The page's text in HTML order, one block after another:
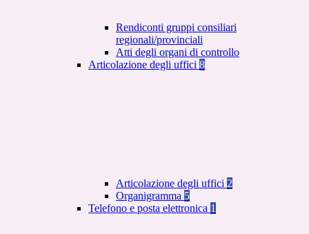
Rendiconti gruppi consiliari
regionali/provinciali
Atti degli organi di controllo
Articolazione degli uffici 8
Articolazione degli uffici 2
Organigramma 5
Telefono e posta elettronica 1